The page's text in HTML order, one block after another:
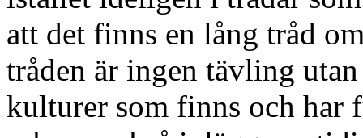
att det finns en lång tråd
tråden är ingen tävling
kulturer som finns och har